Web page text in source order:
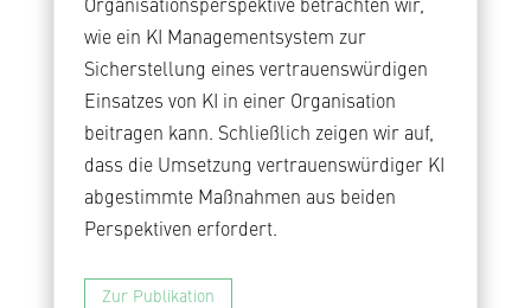
Organisationsperspektive betrachten wir,
wie ein KI Managementsystem zur
Sicherstellung eines vertrauenswürdigen
Einsatzes von KI in einer Organisation
beitragen kann. Schließlich zeigen wir auf,
dass die Umsetzung vertrauenswürdiger KI
abgestimmte Maßnahmen aus beiden
Perspektiven erfordert.
Zur Publikation